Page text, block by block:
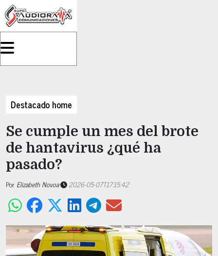
Destacado home
Se cumple un mes del brote
de hantavirus ¿qué ha
pasado?
Por Elizabeth Novoa 2026-05-07T17:15:42